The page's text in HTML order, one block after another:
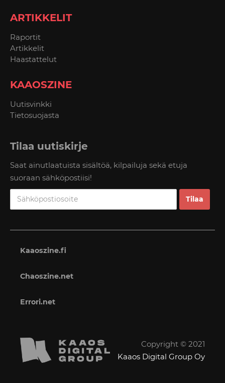
ARTIKKELIT
Raportit
Artikkelit
Haastattelut
KAAOSZINE
Uutisvinkki
Tietosuojasta
Tilaa uutiskirje
Saat ainutlaatuista sisältöä, kilpailuja sekä etuja
suoraan sähköpostiisi!
Kaaoszine.fi
Chaoszine.net
Errori.net
Copyright © 2021
Kaaos Digital Group Oy